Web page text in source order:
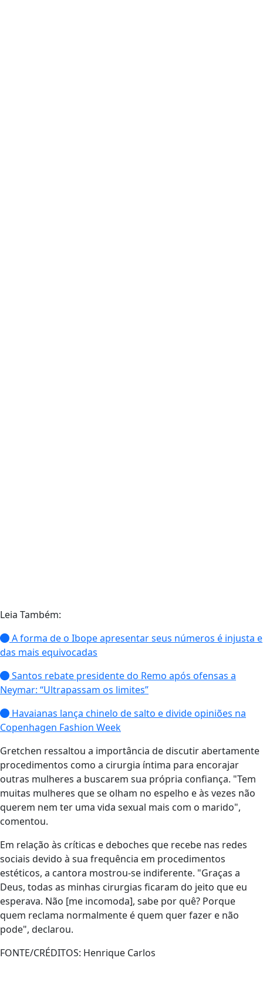
Leia Também:
A forma de o Ibope apresentar seus números é injusta e
das mais equivocadas
Santos rebate presidente do Remo após ofensas a
Neymar: “Ultrapassam os limites”
Havaianas lança chinelo de salto e divide opiniões na
Copenhagen Fashion Week
Gretchen ressaltou a importância de discutir abertamente
procedimentos como a cirurgia íntima para encorajar
outras mulheres a buscarem sua própria confiança. "Tem
muitas mulheres que se olham no espelho e às vezes não
querem nem ter uma vida sexual mais com o marido",
comentou.
Em relação às críticas e deboches que recebe nas redes
sociais devido à sua frequência em procedimentos
estéticos, a cantora mostrou-se indiferente. "Graças a
Deus, todas as minhas cirurgias ficaram do jeito que eu
esperava. Não [me incomoda], sabe por quê? Porque
quem reclama normalmente é quem quer fazer e não
pode", declarou.
FONTE/CRÉDITOS: Henrique Carlos